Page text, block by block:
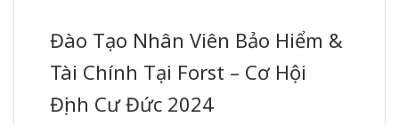
Đào Tạo Nhân Viên Bảo Hiểm &
Tài Chính Tại Forst – Cơ Hội
Định Cư Đức 2024